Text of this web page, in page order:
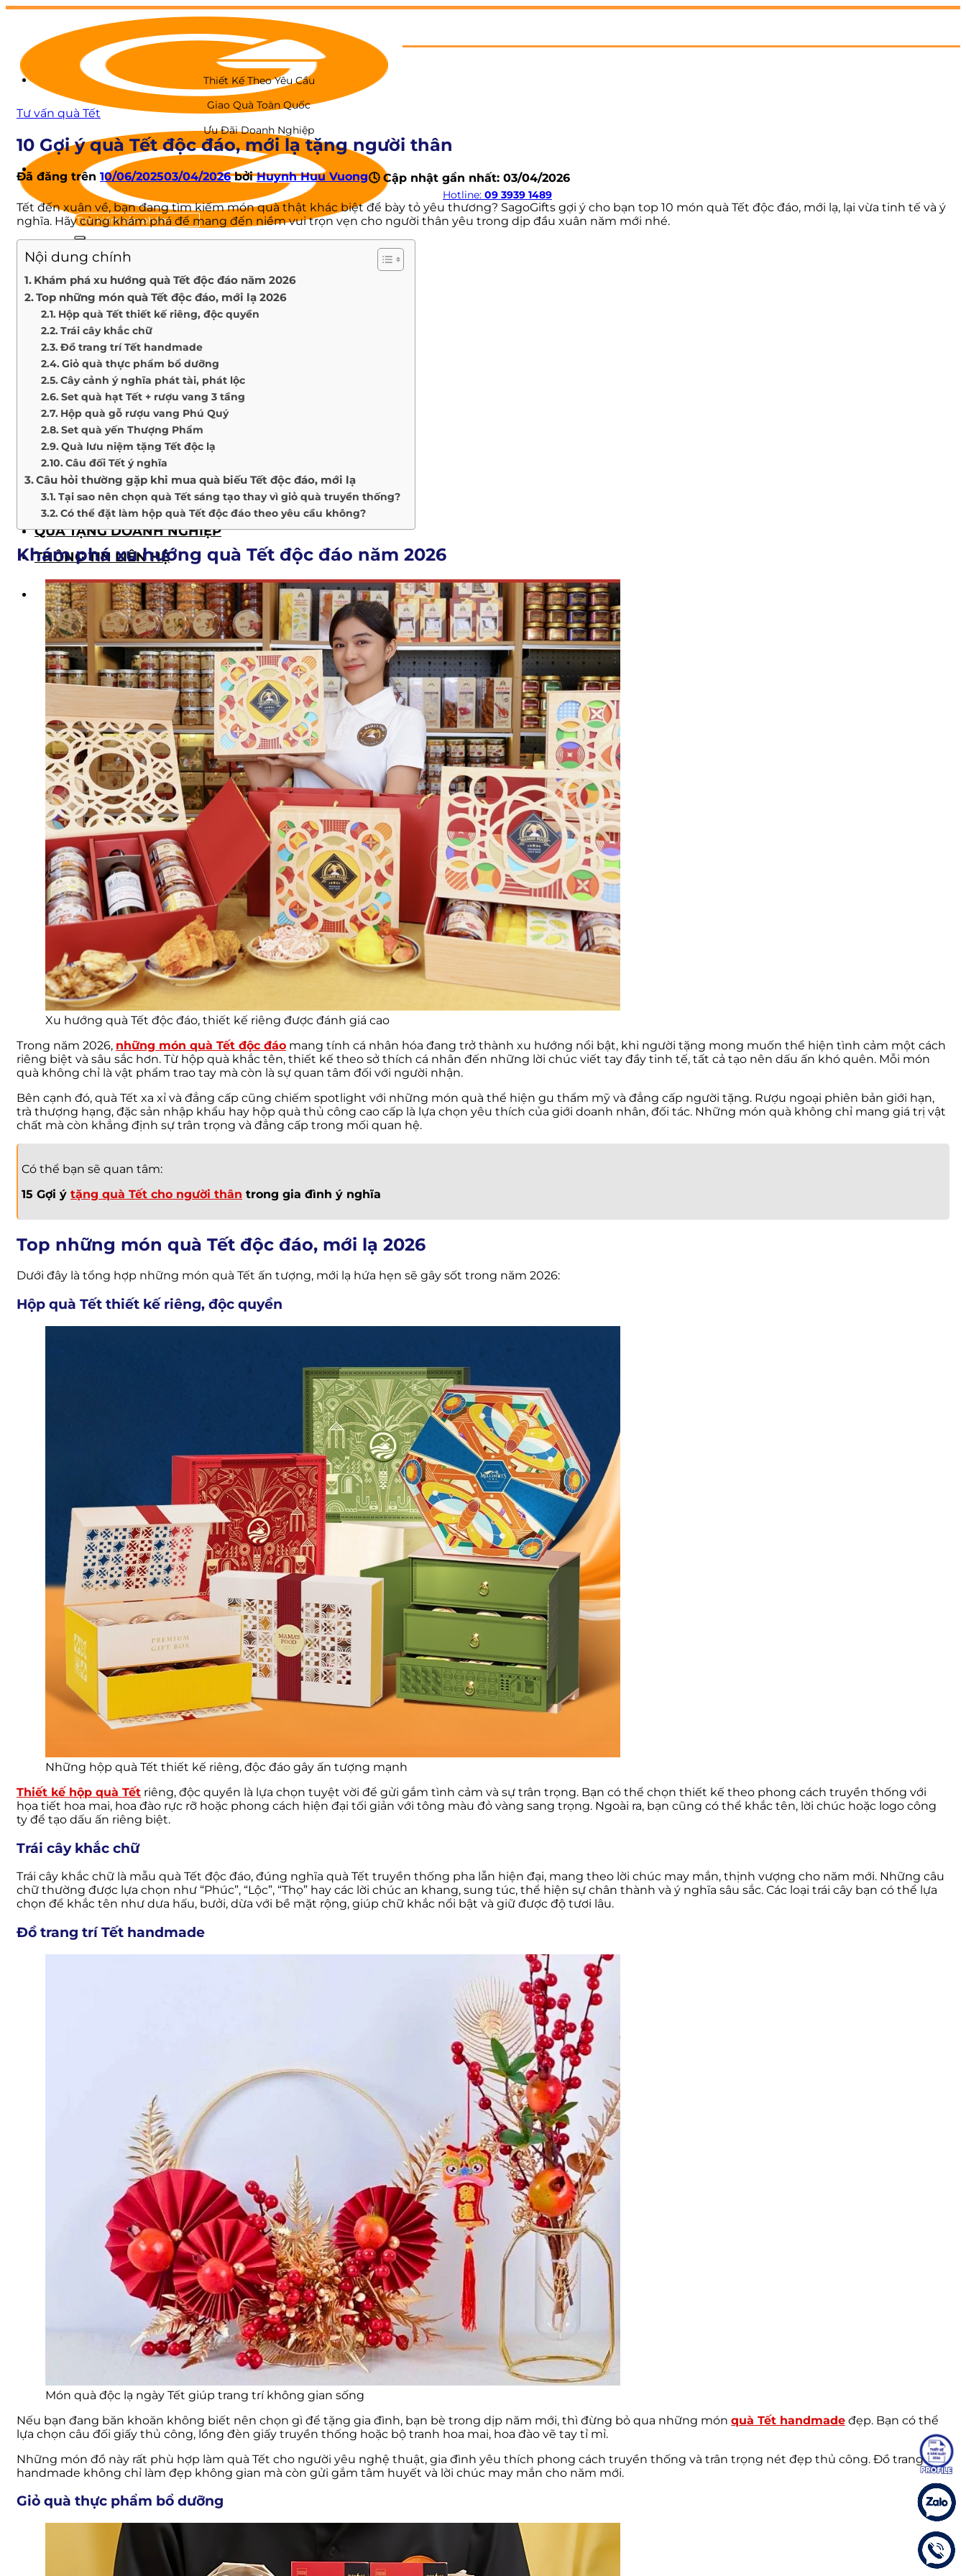
Chuyển
dung
GIỚI THIỆU
QUÀ TẾT
Hộp quà Tết
Giỏ quà Tết
Quà Tết doanh nghiệp
BỘ SƯU TẬP QUÀ TẶNG
The Wellness
The Luckiness
The Mystery
All The Best
Happy Moments
The Wine Box
Moon D’Art
QUÀ TẶNG DOANH NGHIỆP
THÔNG TIN LIÊN HỆ
Thiết Kế Theo Yêu Cầu
Giao Quà Toàn Quốc
Ưu Đãi Doanh Nghiệp
Hotline: 09 3939 1489
Tư vấn quà Tết
10 Gợi ý quà Tết độc đáo, mới lạ tặng người thân
Đã đăng trên 10/06/202503/04/2026 bởiHuynh Huu Vuong🕓 Cập nhật gần nhất: 03/04/2026
Tết đến xuân về, bạn đang tìm kiếm món quà thật khác biệt để bày tỏ yêu thương? SagoGifts gợi ý cho bạn top 10 món quà Tết độc đáo, mới lạ, lại vừa tinh tế và ý
nghĩa. Hãy cùng khám phá để mang đến niềm vui trọn vẹn cho người thân yêu trong dịp đầu xuân năm mới nhé.
Nội dung chính
Khám phá xu hướng quà Tết độc đáo năm 2026
Top những món quà Tết độc đáo, mới lạ 2026
Hộp quà Tết thiết kế riêng, độc quyền
Trái cây khắc chữ
Đồ trang trí Tết handmade
Giỏ quà thực phẩm bổ dưỡng
Cây cảnh ý nghĩa phát tài, phát lộc
Set quà hạt Tết + rượu vang 3 tầng
Hộp quà gỗ rượu vang Phú Quý
Set quà yến Thượng Phẩm
Quà lưu niệm tặng Tết độc lạ
Câu đối Tết ý nghĩa
Câu hỏi thường gặp khi mua quà biếu Tết độc đáo, mới lạ
Tại sao nên chọn quà Tết sáng tạo thay vì giỏ quà truyền thống?
Có thể đặt làm hộp quà Tết độc đáo theo yêu cầu không?
Khám phá xu hướng quà Tết độc đáo năm 2026
Xu hướng quà Tết độc đáo, thiết kế riêng được đánh giá cao
Trong năm 2026, những món quà Tết độc đáo mang tính cá nhân hóa đang trở thành xu hướng nổi bật, khi người tặng mong muốn thể hiện tình cảm một cách
riêng biệt và sâu sắc hơn. Từ hộp quà khắc tên, thiết kế theo sở thích cá nhân đến những lời chúc viết tay đầy tinh tế, tất cả tạo nên dấu ấn khó quên. Mỗi món
quà không chỉ là vật phẩm trao tay mà còn là sự quan tâm đối với người nhận.
Bên cạnh đó, quà Tết xa xỉ và đẳng cấp cũng chiếm spotlight với những món quà thể hiện gu thẩm mỹ và đẳng cấp người tặng. Rượu ngoại phiên bản giới hạn,
trà thượng hạng, đặc sản nhập khẩu hay hộp quà thủ công cao cấp là lựa chọn yêu thích của giới doanh nhân, đối tác. Những món quà không chỉ mang giá trị vật
chất mà còn khẳng định sự trân trọng và đẳng cấp trong mối quan hệ.
Có thể bạn sẽ quan tâm:
15 Gợi ý tặng quà Tết cho người thân trong gia đình ý nghĩa
Top những món quà Tết độc đáo, mới lạ 2026
Dưới đây là tổng hợp những món quà Tết ấn tượng, mới lạ hứa hẹn sẽ gây sốt trong năm 2026:
Hộp quà Tết thiết kế riêng, độc quyền
Những hộp quà Tết thiết kế riêng, độc đáo gây ấn tượng mạnh
Thiết kế hộp quà Tết riêng, độc quyền là lựa chọn tuyệt vời để gửi gắm tình cảm và sự trân trọng. Bạn có thể chọn thiết kế theo phong cách truyền thống với
họa tiết hoa mai, hoa đào rực rỡ hoặc phong cách hiện đại tối giản với tông màu đỏ vàng sang trọng. Ngoài ra, bạn cũng có thể khắc tên, lời chúc hoặc logo công
ty để tạo dấu ấn riêng biệt.
Trái cây khắc chữ
Trái cây khắc chữ là mẫu quà Tết độc đáo, đúng nghĩa quà Tết truyền thống pha lẫn hiện đại, mang theo lời chúc may mắn, thịnh vượng cho năm mới. Những câu
chữ thường được lựa chọn như “Phúc”, “Lộc”, “Thọ” hay các lời chúc an khang, sung túc, thể hiện sự chân thành và ý nghĩa sâu sắc. Các loại trái cây bạn có thể lựa
chọn để khắc tên như dưa hấu, bưởi, dừa với bề mặt rộng, giúp chữ khắc nổi bật và giữ được độ tươi lâu.
Đồ trang trí Tết handmade
Món quà độc lạ ngày Tết giúp trang trí không gian sống
Nếu bạn đang băn khoăn không biết nên chọn gì để tặng gia đình, bạn bè trong dịp năm mới, thì đừng bỏ qua những món quà Tết handmade đẹp. Bạn có thể
lựa chọn câu đối giấy thủ công, lồng đèn giấy truyền thống hoặc bộ tranh hoa mai, hoa đào vẽ tay tỉ mỉ.
Những món đồ này rất phù hợp làm quà Tết cho người yêu nghệ thuật, gia đình yêu thích phong cách truyền thống và trân trọng nét đẹp thủ công. Đồ trang trí
handmade không chỉ làm đẹp không gian mà còn gửi gắm tâm huyết và lời chúc may mắn cho năm mới.
Giỏ quà thực phẩm bổ dưỡng